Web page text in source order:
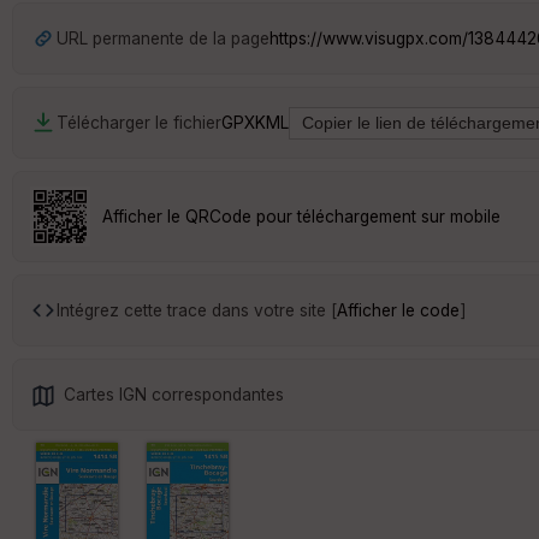
URL permanente de la pagehttps://www.visugpx.com/
Télécharger le fichierGPXKML
Afficher le QRCode pour téléchargement sur mobile
Intégrez cette trace dans votre site [Afficher le code]
Cartes IGN correspondantes